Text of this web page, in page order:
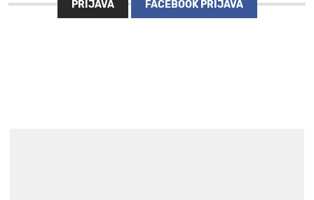
PRIJAVA FACEBOOK PRIJAVA